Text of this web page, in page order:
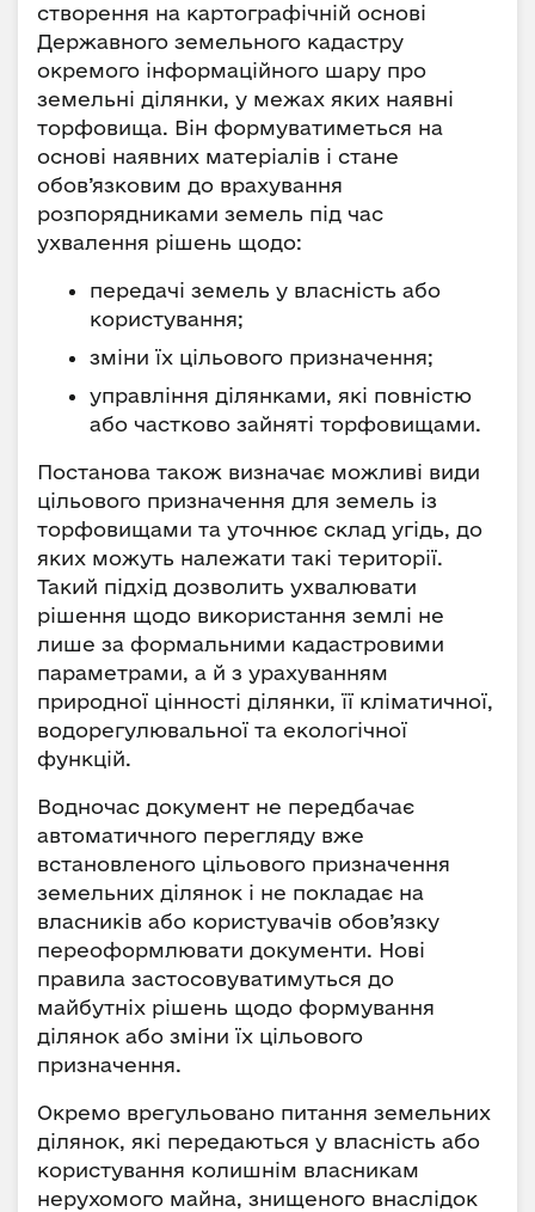
створення на картографічній основі
Державного земельного кадастру
окремого інформаційного шару про
земельні ділянки, у межах яких наявні
торфовища. Він формуватиметься на
основі наявних матеріалів і стане
обов’язковим до врахування
розпорядниками земель під час
ухвалення рішень щодо:
передачі земель у власність або
користування;
зміни їх цільового призначення;
управління ділянками, які повністю
або частково зайняті торфовищами.
Постанова також визначає можливі види
цільового призначення для земель із
торфовищами та уточнює склад угідь, до
яких можуть належати такі території.
Такий підхід дозволить ухвалювати
рішення щодо використання землі не
лише за формальними кадастровими
параметрами, а й з урахуванням
природної цінності ділянки, її кліматичної,
водорегулювальної та екологічної
функцій.
Водночас документ не передбачає
автоматичного перегляду вже
встановленого цільового призначення
земельних ділянок і не покладає на
власників або користувачів обов’язку
переоформлювати документи. Нові
правила застосовуватимуться до
майбутніх рішень щодо формування
ділянок або зміни їх цільового
призначення.
Окремо врегульовано питання земельних
ділянок, які передаються у власність або
користування колишнім власникам
нерухомого майна, знищеного внаслідок